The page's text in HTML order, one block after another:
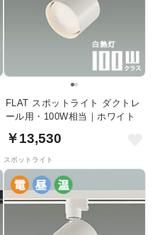
FLAT スポットライト ダクトレ
ール用・100W相当｜ホワイト
￥13,530
スポットライト